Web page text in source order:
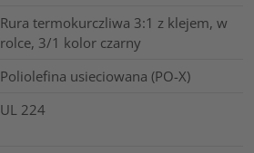
Rura termokurczliwa 3:1 z klejem, w
rolce, 3/1 kolor czarny
Poliolefina usieciowana (PO-X)
UL 224